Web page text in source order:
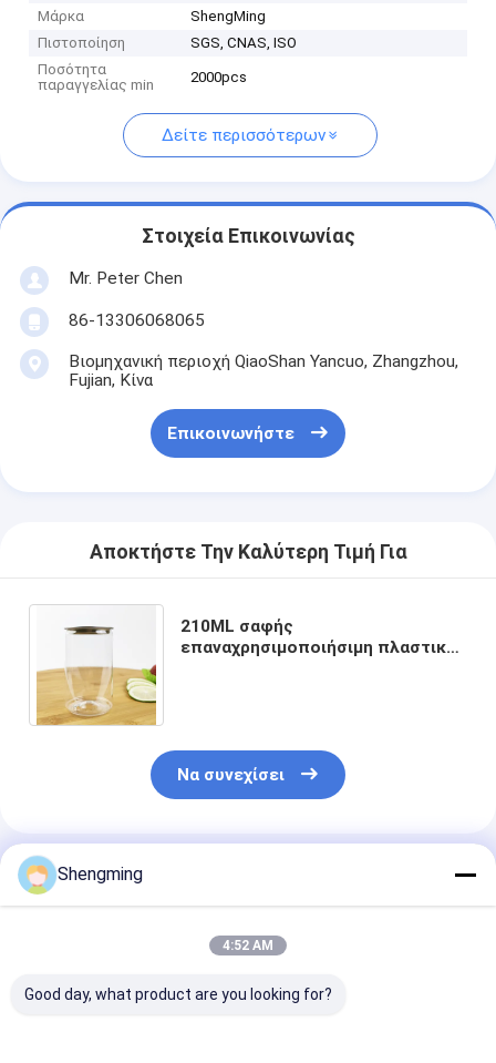
Μάρκα
ShengMing
Πιστοποίηση
SGS, CNAS, ISO
Ποσότητα
παραγγελίας min
2000pcs
Δείτε περισσότερων
Στοιχεία Επικοινωνίας
Mr. Peter Chen
86-13306068065
Βιομηχανική περιοχή QiaoShan Yancuo, Zhangzhou,
Fujian, Κίνα
Επικοινωνήστε
Αποκτήστε Την Καλύτερη Τιμή Για
210ML σαφής
επαναχρησιμοποιήσιμη πλαστική
Να συνεχίσει
Συνιστώμενα Προϊόντα
Shengming
4:52 AM
Good day, what product are you looking for?